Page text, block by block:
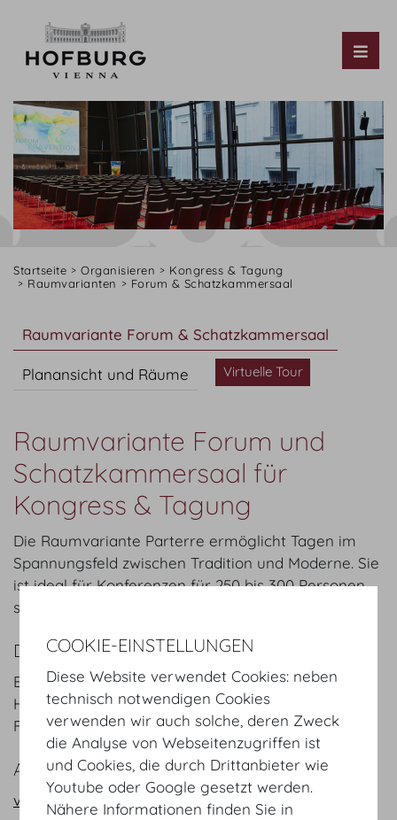
Startseite Organisieren
Kongress & Tagung
Raumvarianten
Forum & Schatzkammersaal
Raumvariante Forum & Schatzkammersaal
Planansicht und Räume Virtuelle Tour
Raumvariante Forum und
Schatzkammersaal für
Kongress & Tagung
Die Raumvariante Parterre ermöglicht Tagen im
Spannungsfeld zwischen Tradition und Moderne. Sie
ist ideal für Konferenzen für 250 bis 300 Personen
sowie exklusive Ausstellungen im Herzen von Wien.
DETAILS
Eingang: Heldenplatz oder Schweizerhof
Hauptsaal: Forum und weitere Säle
Fläche:1.094 m²/sqft
ANFRAGE/KONTAKT
vienna@hofburg.com
COOKIE-EINSTELLUNGEN
Diese Website verwendet Cookies: neben
technisch notwendigen Cookies
verwenden wir auch solche, deren Zweck
die Analyse von Webseitenzugriffen ist
und Cookies, die durch Drittanbieter wie
Youtube oder Google gesetzt werden.
Nähere Informationen finden Sie in